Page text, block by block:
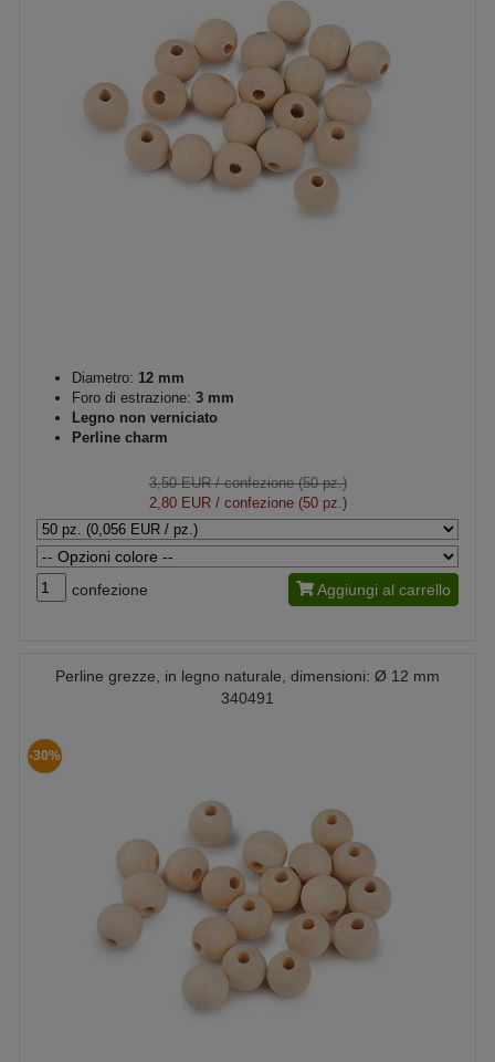
Diametro: 12 mm
Foro di estrazione: 3 mm
Legno non verniciato
Perline charm
3,50 EUR/ confezione (50 pz.)
2,80 EUR/ confezione (50 pz.)
confezione Aggiungi al carrello
Perline grezze, in legno naturale, dimensioni: Ø 12 mm
340491
-30%